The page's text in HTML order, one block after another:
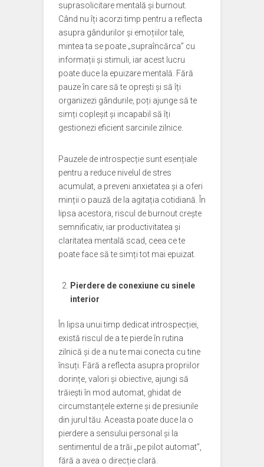
suprasolicitare mentală și burnout.
Când nu îți acorzi timp pentru a reflecta
asupra gândurilor și emoțiilor tale,
mintea ta se poate „supraîncărca” cu
informații și stimuli, iar acest lucru
poate duce la epuizare mentală. Fără
pauze în care să te oprești și să îți
organizezi gândurile, poți ajunge să te
simți copleșit și incapabil să îți
gestionezi eficient sarcinile zilnice.
Pauzele de introspecție sunt esențiale
pentru a reduce nivelul de stres
acumulat, a preveni anxietatea și a oferi
minții o pauză de la agitația cotidiană. În
lipsa acestora, riscul de burnout crește
semnificativ, iar productivitatea și
claritatea mentală scad, ceea ce te
poate face să te simți tot mai epuizat.
Pierdere de conexiune cu sinele
interior
În lipsa unui timp dedicat introspecției,
există riscul de a te pierde în rutina
zilnică și de a nu te mai conecta cu tine
însuți. Fără a reflecta asupra propriilor
dorințe, valori și obiective, ajungi să
trăiești în mod automat, ghidat de
circumstanțele externe și de presiunile
din jurul tău. Aceasta poate duce la o
pierdere a sensului personal și la
sentimentul de a trăi „pe pilot automat”,
fără a avea o direcție clară.